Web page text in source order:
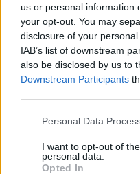
us or personal information
your opt-out. You may
disclosure of your
IAB’s list of downstream
also be disclosed by us to
Downstream Participants
Personal Data
I want to opt-out of
personal data.
Opted In